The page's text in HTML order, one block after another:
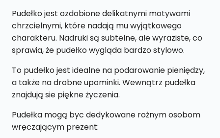
Pudełko jest ozdobione delikatnymi motywami
chrzcielnymi, które nadają mu wyjątkowego
charakteru. Nadruki są subtelne, ale wyraziste, co
sprawia, że pudełko wygląda bardzo stylowo.
To pudełko jest idealne na podarowanie pieniędzy,
a także na drobne upominki. Wewnątrz pudełka
znajdują sie piękne życzenia.
Pudełka mogą byc dedykowane rożnym osobom
wręczającym prezent: